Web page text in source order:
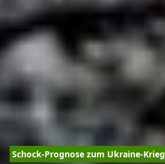
Schock-Prognose zum Ukraine-Krieg